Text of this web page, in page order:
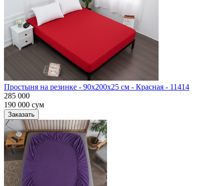
Простыня на резинке - 90x200x25 cм - Красная - 11414
285 000
190 000 сум
Заказать